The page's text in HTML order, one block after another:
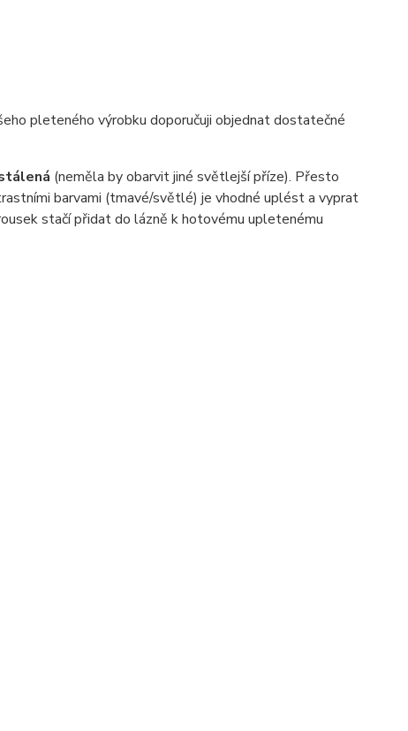
pleteného výrobku doporučuji objednat dostatečné
(neměla by obarvit jiné světlejší příze). Přesto
barvami (tmavé/světlé) je vhodné uplést a vyprat
stačí přidat do lázně k hotovému upletenému